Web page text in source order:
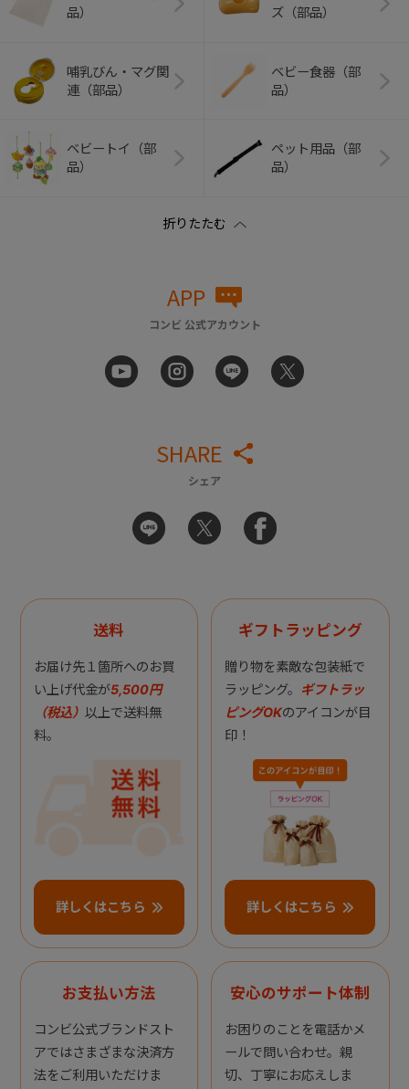
品）
ズ（部品）
哺乳びん・マグ関
連（部品）
ベビー食器（部
品）
ベビートイ（部
品）
ペット用品（部
品）
APP
コンビ 公式アカウント
SHARE
シェア
送料
お届け先１箇所へのお買
い上げ代金が5,500円
（税込） 以上で送料無
料。
詳しくはこちら
ギフトラッピング
贈り物を素敵な包装紙で
ラッピング。 ギフトラッ
ピングOKのアイコンが目
印！
詳しくはこちら
お支払い方法
コンビ公式ブランドスト
アではさまざまな決済方
法をご利用いただけま
安心のサポート体制
お困りのことを電話かメ
ールで問い合わせ。親
切、丁寧にお応えしま